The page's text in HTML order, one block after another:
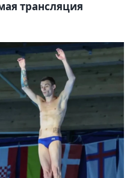
трансляция